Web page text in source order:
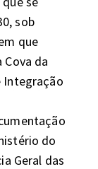
sob
que
da
Integração
do
Geral das